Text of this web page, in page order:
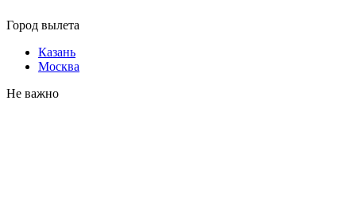
Город вылета
Казань
Москва
Не важно